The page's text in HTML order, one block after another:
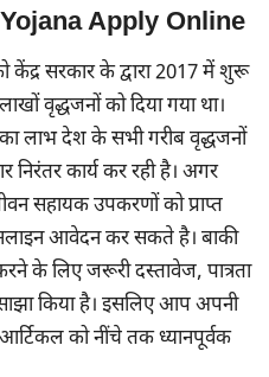
Apply Online
सरकार के द्वारा 2017 में शुरू
वृद्धजनों को दिया गया था।
लाभ देश के सभी गरीब वृद्धजनों
कार्य कर रही है। अगर
सहायक उपकरणों को प्राप्त
आवेदन कर सकते है। बाकी
के लिए जरूरी दस्तावेज, पात्रता
किया है। इसलिए आप अपनी
को नींचे तक ध्यानपूर्वक